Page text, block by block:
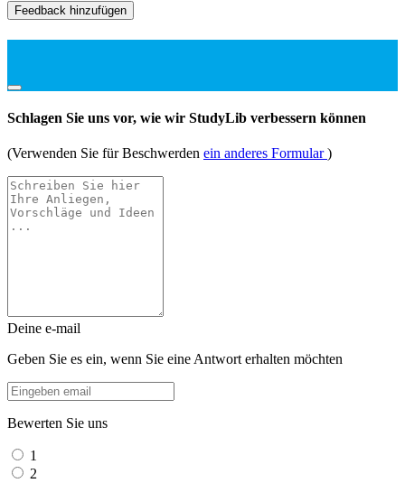
Feedback hinzufügen
Schlagen Sie uns vor, wie wir StudyLib verbessern können
(Verwenden Sie für Beschwerden ein anderes Formular)
Deine e-mail
Geben Sie es ein, wenn Sie eine Antwort erhalten möchten
Bewerten Sie uns
1
2